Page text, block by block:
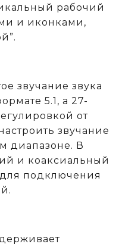
рабочий
и иконками,
звучание звука
5.1, а 27-
от
звучание
диапазоне. В
и коаксиальный
подключения